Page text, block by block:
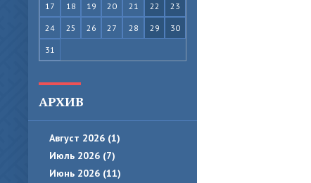
17 18 19 20 21 22 23
24 25 26 27 28 29 30
31
АРХИВ
Август 2026 (1)
Июль 2026 (7)
Июнь 2026 (11)